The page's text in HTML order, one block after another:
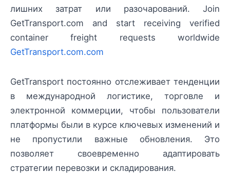
лишних затрат или разочарований. Join
GetTransport.com and start receiving verified
container freight requests worldwide
GetTransport.com.com
GetTransport постоянно отслеживает тенденции
в международной логистике, торговле и
электронной коммерции, чтобы пользователи
платформы были в курсе ключевых изменений и
не пропустили важные обновления. Это
позволяет своевременно адаптировать
стратегии перевозки и складирования.